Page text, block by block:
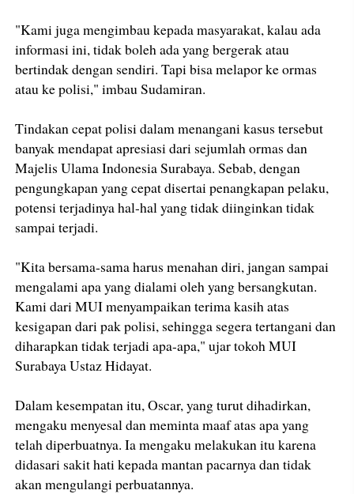
"Kami juga mengimbau kepada masyarakat, kalau ada
informasi ini, tidak boleh ada yang bergerak atau
bertindak dengan sendiri. Tapi bisa melapor ke ormas
atau ke polisi," imbau Sudamiran.
Tindakan cepat polisi dalam menangani kasus tersebut
banyak mendapat apresiasi dari sejumlah ormas dan
Majelis Ulama Indonesia Surabaya. Sebab, dengan
pengungkapan yang cepat disertai penangkapan pelaku,
potensi terjadinya hal-hal yang tidak diinginkan tidak
sampai terjadi.
"Kita bersama-sama harus menahan diri, jangan sampai
mengalami apa yang dialami oleh yang bersangkutan.
Kami dari MUI menyampaikan terima kasih atas
kesigapan dari pak polisi, sehingga segera tertangani dan
diharapkan tidak terjadi apa-apa," ujar tokoh MUI
Surabaya Ustaz Hidayat.
Dalam kesempatan itu, Oscar, yang turut dihadirkan,
mengaku menyesal dan meminta maaf atas apa yang
telah diperbuatnya. Ia mengaku melakukan itu karena
didasari sakit hati kepada mantan pacarnya dan tidak
akan mengulangi perbuatannya.